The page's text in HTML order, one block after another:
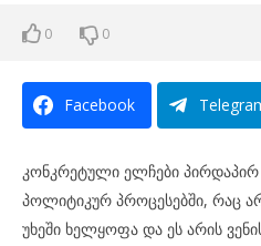
0 0
Facebook
კონკრეტული ელჩები
პოლიტიკურ პროცესებში, რაც
უხეში ხელყოფა და ეს არის